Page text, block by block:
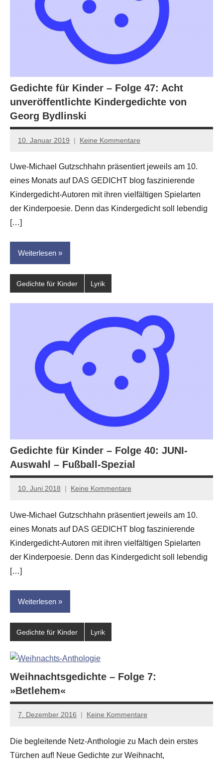
Gedichte für Kinder – Folge 47: Acht
unveröffentlichte Kindergedichte von
Georg Bydlinski
10. Januar 2019
Anton
Leitner
Keine Kommentare
Uwe-Michael Gutzschhahn präsentiert jeweils am 10.
eines Monats auf DAS GEDICHT blog faszinierende
Kindergedicht-Autoren mit ihren vielfältigen Spielarten
der Kinderpoesie. Denn das Kindergedicht soll lebendig
[…]
Weiterlesen
Gedichte für Kinder Lyrik
Gedichte für Kinder – Folge 40: JUNI-
Auswahl – Fußball-Spezial
10. Juni 2018
Anton
Leitner
Keine Kommentare
Uwe-Michael Gutzschhahn präsentiert jeweils am 10.
eines Monats auf DAS GEDICHT blog faszinierende
Kindergedicht-Autoren mit ihren vielfältigen Spielarten
der Kinderpoesie. Denn das Kindergedicht soll lebendig
[…]
Weiterlesen
Gedichte für Kinder Lyrik
Weihnachtsgedichte – Folge 7:
»Betlehem«
7. Dezember 2016
Anton
Leitner
Keine Kommentare
Die begleitende Netz-Anthologie zu Mach dein erstes
Türchen auf! Neue Gedichte zur Weihnacht,